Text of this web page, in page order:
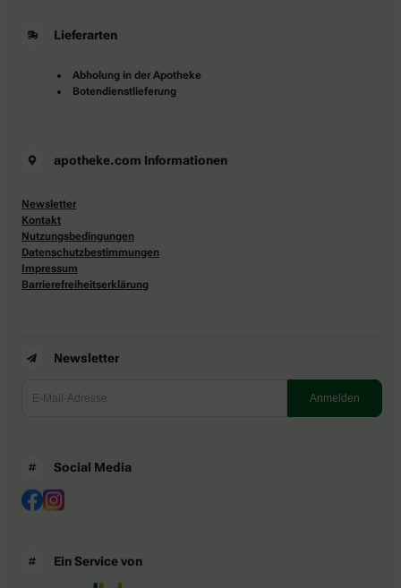
Lieferarten
Abholung in der Apotheke
Botendienstlieferung
apotheke.com Informationen
Newsletter
Kontakt
Nutzungsbedingungen
Datenschutzbestimmungen
Impressum
Barrierefreiheitserklärung
Newsletter
Social Media
Ein Service von